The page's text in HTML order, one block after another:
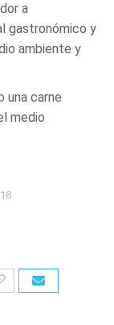
a
gastronómico y
ambiente y
una carne
medio